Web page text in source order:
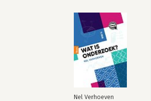
Nel Verhoeven